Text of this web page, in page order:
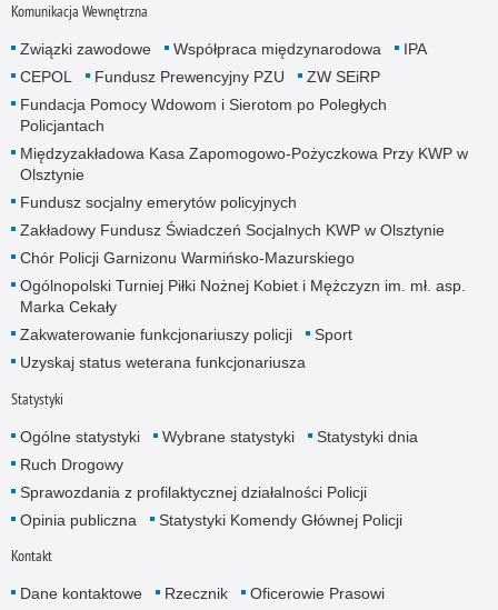
Komunikacja Wewnętrzna
Związki zawodowe Współpraca międzynarodowa
IPA
CEPOL
Fundusz Prewencyjny PZU
ZW SEiRP
Fundacja Pomocy Wdowom i Sierotom po Poległych
Policjantach
Międzyzakładowa Kasa Zapomogowo-Pożyczkowa Przy KWP w
Olsztynie
Fundusz socjalny emerytów policyjnych
Zakładowy Fundusz Świadczeń Socjalnych KWP w Olsztynie
Chór Policji Garnizonu Warmińsko-Mazurskiego
Ogólnopolski Turniej Piłki Nożnej Kobiet i Mężczyzn im. mł. asp.
Marka Cekały
Zakwaterowanie funkcjonariuszy policji
Sport
Uzyskaj status weterana funkcjonariusza
Statystyki
Ogólne statystyki Wybrane statystyki
Statystyki dnia
Ruch Drogowy
Sprawozdania z profilaktycznej działalności Policji
Opinia publiczna
Statystyki Komendy Głównej Policji
Kontakt
Dane kontaktowe Rzecznik
Oficerowie Prasowi